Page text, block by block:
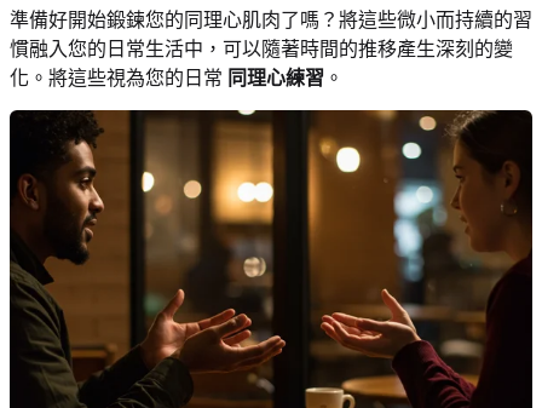
準備好開始鍛鍊您的同理心肌肉了嗎？將這些微小而持續的習
慣融入您的日常生活中，可以隨著時間的推移產生深刻的變
化。將這些視為您的日常 同理心練習 。